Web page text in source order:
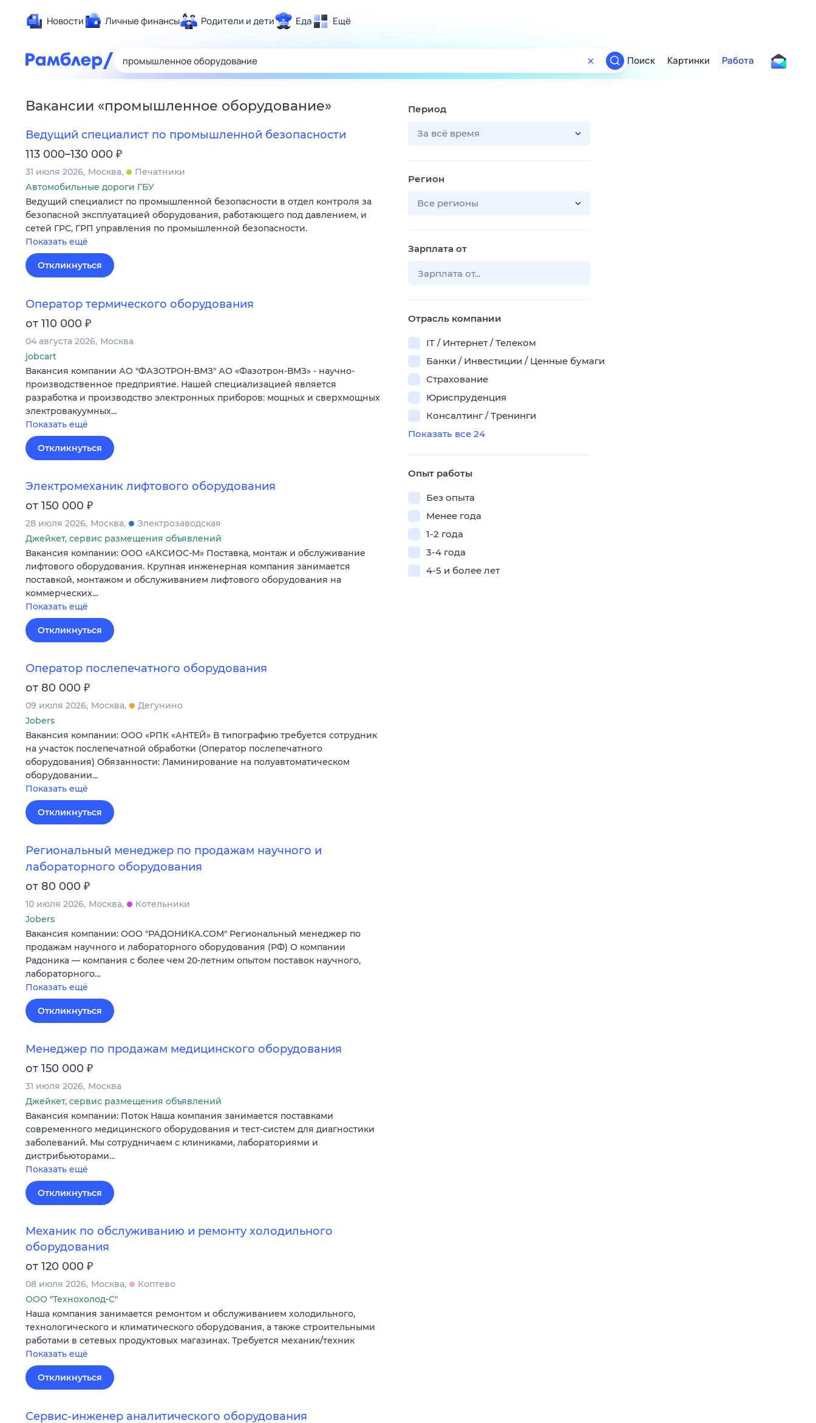
Новости Личные финансы Родители и дети Еда Ещё
Здоровье
Развлечения и отдых
Спорт
Карьера
Сберегаем вместе
Гороскопы
Поиск
ТВ-программа
Поиск Картинки Работа
Вакансии «промышленное оборудование»
Ведущий специалист по промышленной безопасности
113 000–130 000 ₽
31 июля 2026 Москва
Печатники
Автомобильные дороги ГБУ
Ведущий специалист по промышленной безопасности в отдел контроля за
безопасной эксплуатацией оборудования, работающего под давлением, и
сетей ГРС, ГРП управления по промышленной безопасности.
Показать ещё
Откликнуться
Оператор термического оборудования
от 110 000 ₽
04 августа 2026 Москва
jobcart
Вакансия компании АО "ФАЗОТРОН-ВМЗ" АО «Фазотрон-ВМЗ» - научно-
производственное предприятие. Нашей специализацией является
разработка и производство электронных приборов: мощных и сверхмощных
электровакуумных…
Показать ещё
Откликнуться
Электромеханик лифтового оборудования
от 150 000 ₽
28 июля 2026 Москва
Электрозаводская
Джейкет, сервис размещения объявлений
Вакансия компании: ООО «АКСИОС-М» Поставка, монтаж и обслуживание
лифтового оборудования. Крупная инженерная компания занимается
поставкой, монтажом и обслуживанием лифтового оборудования на
коммерческих…
Показать ещё
Откликнуться
Оператор послепечатного оборудования
от 80 000 ₽
09 июля 2026 Москва
Дегунино
Jobers
Вакансия компании: ООО «РПК «АНТЕЙ» В типографию требуется сотрудник
на участок послепечатной обработки (Оператор послепечатного
оборудования) Обязанности: Ламинирование на полуавтоматическом
оборудовании…
Показать ещё
Откликнуться
Региональный менеджер по продажам научного и
лабораторного оборудования
от 80 000 ₽
10 июля 2026 Москва
Котельники
Jobers
Вакансия компании: ООО "РАДОНИКА.СОМ" Региональный менеджер по
продажам научного и лабораторного оборудования (РФ) О компании
Радоника — компания с более чем 20-летним опытом поставок научного,
лабораторного…
Показать ещё
Откликнуться
Менеджер по продажам медицинского оборудования
от 150 000 ₽
31 июля 2026 Москва
Джейкет, сервис размещения объявлений
Вакансия компании: Поток Наша компания занимается поставками
современного медицинского оборудования и тест-систем для диагностики
заболеваний. Мы сотрудничаем с клиниками, лабораториями и
дистрибьюторами…
Показать ещё
Откликнуться
Механик по обслуживанию и ремонту холодильного
оборудования
от 120 000 ₽
08 июля 2026 Москва
Коптево
ООО "Технохолод-С"
Наша компания занимается ремонтом и обслуживанием холодильного,
технологического и климатического оборудования, а также строительными
работами в сетевых продуктовых магазинах. Требуется механик/техник
Показать ещё
Откликнуться
Сервис-инженер аналитического оборудования
Период
За всё время
Регион
Все регионы
Зарплата от
Отрасль компании
IT / Интернет / Телеком
Банки / Инвестиции / Ценные бумаги
Страхование
Юриспруденция
Консалтинг / Тренинги
Показать все 24
Опыт работы
Без опыта
Менее года
1-2 года
3-4 года
4-5 и более лет